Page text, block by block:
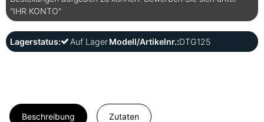
"IHR KONTO"
Lagerstatus: Auf LagerModell/Artikelnr.:DTG125
Beschreibung Zutaten